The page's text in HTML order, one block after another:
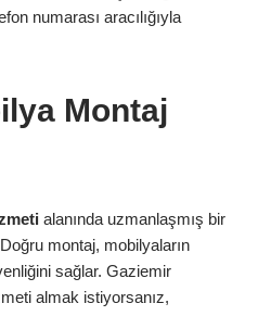
numarası aracılığıyla
Montaj
alanında uzmanlaşmış bir
montaj, mobilyaların
sağlar. Gaziemir
almak istiyorsanız,